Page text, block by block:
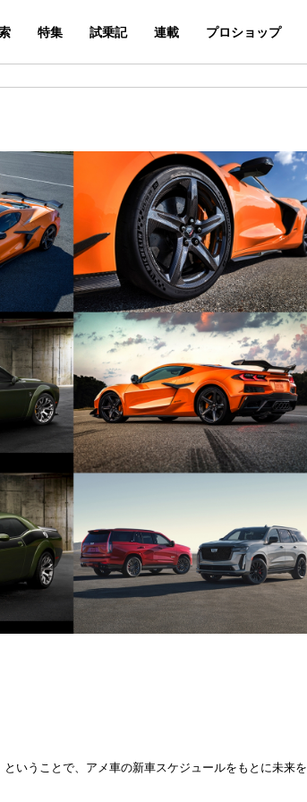
特集 試乗記 連載 プロショップ
いうことで、アメ車の新車スケジュールをもとに未来